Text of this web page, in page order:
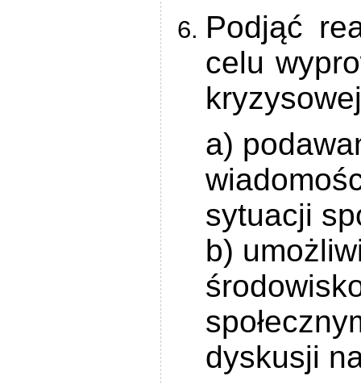
Podjąć
celu
a)
sytuacji
b)
dyskusji